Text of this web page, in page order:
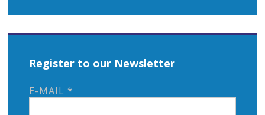
Register to our Newsletter
E-MAIL *